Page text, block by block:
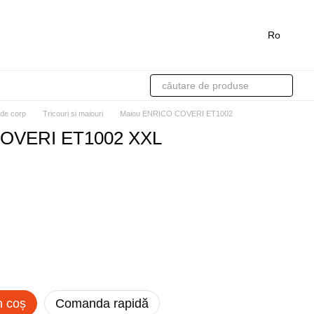
Ro
corp Tricouri si maiouri Maiou ENRICO COVERI ET1002
ET1002 XXL
coș Comanda rapidă